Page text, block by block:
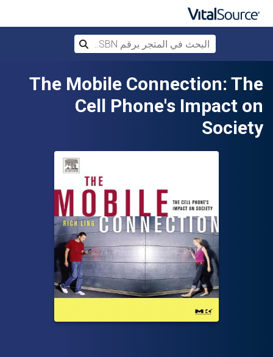
تخطي إلى المحتوى الرئيسي
The Mobile Connection: The
Cell Phone's Impact on
Society